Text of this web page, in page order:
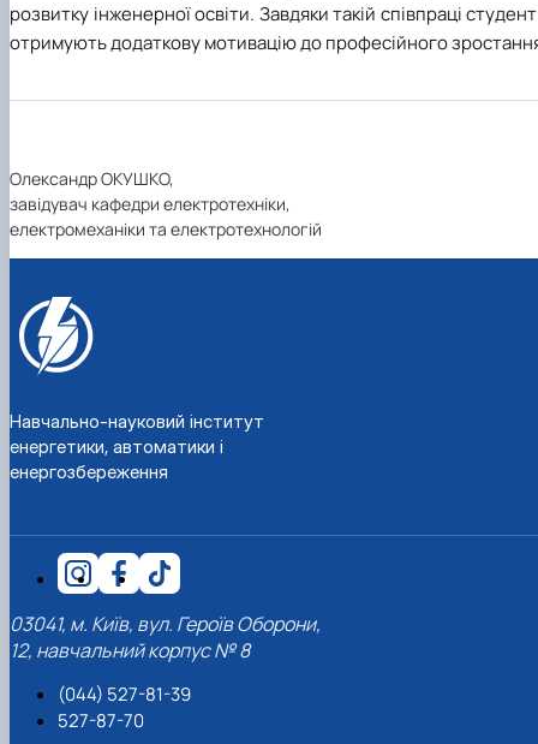
розвитку інженерної освіти. Завдяки такій співпраці
отримують додаткову мотивацію до професійного
Олександр ОКУШКО,
завідувач кафедри електротехніки,
електромеханіки та електротехнологій
Навчально-науковий інститут
енергетики, автоматики і
енергозбереження
03041, м. Київ, вул. Героїв Оборони,
12, навчальний корпус № 8
(044) 527-81-39
527-87-70